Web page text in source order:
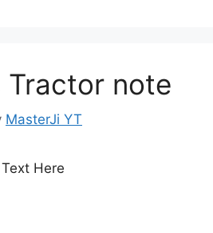
Tractor note
MasterJi YT
Here